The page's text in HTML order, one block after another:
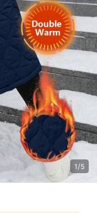
1/5